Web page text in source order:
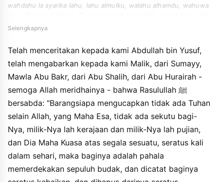
wahdahu la syarika lahu, lahu almulku, walahu alhamdu, wahuwa
asyri riqabin, wakutibat lahu miahu hasanahin, wamuhiyat anhu
bihi, ila ahadun amila aktsara min dzalika ".
Selengkapnya
Telah menceritakan kepada kami Abdullah bin Yusuf,
telah mengabarkan kepada kami Malik, dari Sumayy,
Mawla Abu Bakr, dari Abu Shalih, dari Abu Hurairah -
semoga Allah meridhainya - bahwa Rasulullah ﷺ
bersabda: "Barangsiapa mengucapkan tidak ada Tuhan
selain Allah, yang Maha Esa, tidak ada sekutu bagi-
Nya, milik-Nya lah kerajaan dan milik-Nya lah pujian,
dan Dia Maha Kuasa atas segala sesuatu, seratus kali
dalam sehari, maka baginya adalah pahala
memerdekakan sepuluh budak, dan dicatat baginya